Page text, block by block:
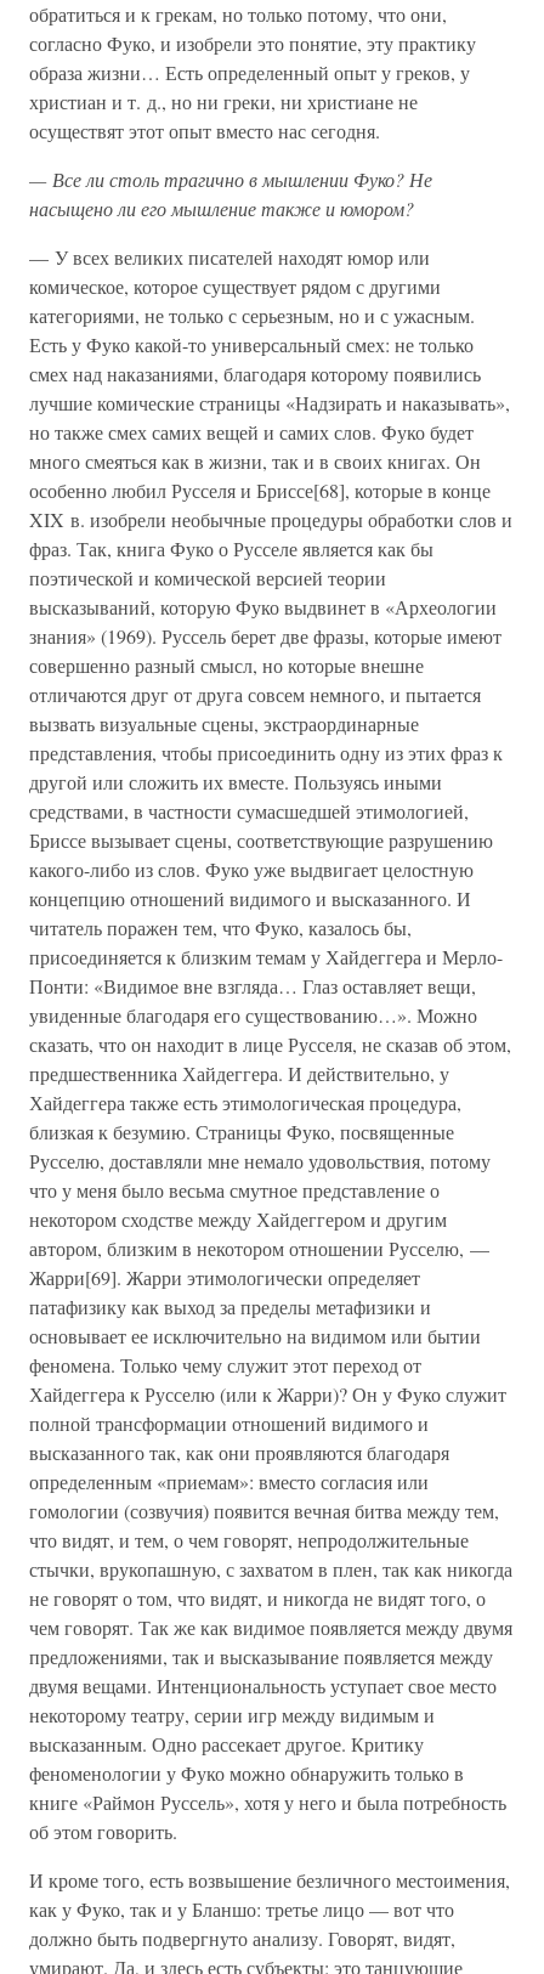
обратиться и к грекам, но только потому, что они,
согласно Фуко, и изобрели это понятие, эту практику
образа жизни… Есть определенный опыт у греков, у
христиан и т. д., но ни греки, ни христиане не
осуществят этот опыт вместо нас сегодня.
— Все ли столь трагично в мышлении Фуко? Не
насыщено ли его мышление также и юмором?
— У всех великих писателей находят юмор или
комическое, которое существует рядом с другими
категориями, не только с серьезным, но и с ужасным.
Есть у Фуко какой-то универсальный смех: не только
смех над наказаниями, благодаря которому появились
лучшие комические страницы «Надзирать и наказывать»,
но также смех самих вещей и самих слов. Фуко будет
много смеяться как в жизни, так и в своих книгах. Он
особенно любил Русселя и Бриссе[68], которые в конце
XIX в. изобрели необычные процедуры обработки слов и
фраз. Так, книга Фуко о Русселе является как бы
поэтической и комической версией теории
высказываний, которую Фуко выдвинет в «Археологии
знания» (1969). Руссель берет две фразы, которые имеют
совершенно разный смысл, но которые внешне
отличаются друг от друга совсем немного, и пытается
вызвать визуальные сцены, экстраординарные
представления, чтобы присоединить одну из этих фраз к
другой или сложить их вместе. Пользуясь иными
средствами, в частности сумасшедшей этимологией,
Бриссе вызывает сцены, соответствующие разрушению
какого-либо из слов. Фуко уже выдвигает целостную
концепцию отношений видимого и высказанного. И
читатель поражен тем, что Фуко, казалось бы,
присоединяется к близким темам у Хайдеггера и Мерло-
Понти: «Видимое вне взгляда… Глаз оставляет вещи,
увиденные благодаря его существованию…». Можно
сказать, что он находит в лице Русселя, не сказав об этом,
предшественника Хайдеггера. И действительно, у
Хайдеггера также есть этимологическая процедура,
близкая к безумию. Страницы Фуко, посвященные
Русселю, доставляли мне немало удовольствия, потому
что у меня было весьма смутное представление о
некотором сходстве между Хайдеггером и другим
автором, близким в некотором отношении Русселю, —
Жарри[69]. Жарри этимологически определяет
патафизику как выход за пределы метафизики и
основывает ее исключительно на видимом или бытии
феномена. Только чему служит этот переход от
Хайдеггера к Русселю (или к Жарри)? Он у Фуко служит
полной трансформации отношений видимого и
высказанного так, как они проявляются благодаря
определенным «приемам»: вместо согласия или
гомологии (созвучия) появится вечная битва между тем,
что видят, и тем, о чем говорят, непродолжительные
стычки, врукопашную, с захватом в плен, так как никогда
не говорят о том, что видят, и никогда не видят того, о
чем говорят. Так же как видимое появляется между двумя
предложениями, так и высказывание появляется между
двумя вещами. Интенциональность уступает свое место
некоторому театру, серии игр между видимым и
высказанным. Одно рассекает другое. Критику
феноменологии у Фуко можно обнаружить только в
книге «Раймон Руссель», хотя у него и была потребность
об этом говорить.
И кроме того, есть возвышение безличного местоимения,
как у Фуко, так и у Бланшо: третье лицо — вот что
должно быть подвергнуто анализу. Говорят, видят,
умирают. Да, и здесь есть субъекты: это танцующие